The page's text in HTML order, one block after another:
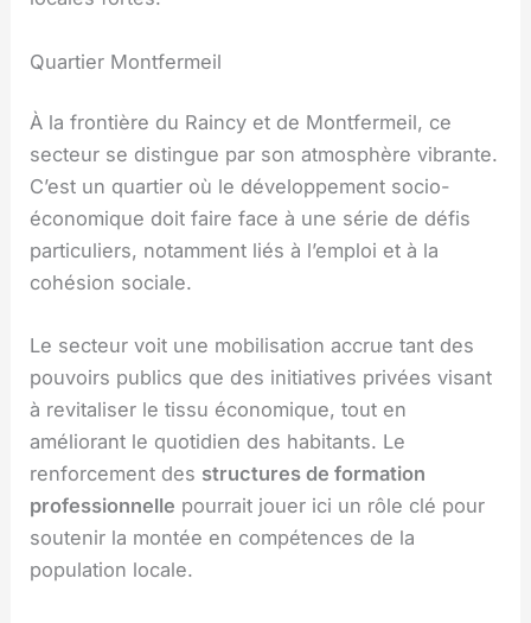
Quartier Montfermeil
À la frontière du Raincy et de Montfermeil, ce
secteur se distingue par son atmosphère vibrante.
C’est un quartier où le développement socio-
économique doit faire face à une série de défis
particuliers, notamment liés à l’emploi et à la
cohésion sociale.
Le secteur voit une mobilisation accrue tant des
pouvoirs publics que des initiatives privées visant
à revitaliser le tissu économique, tout en
améliorant le quotidien des habitants. Le
renforcement des structures de formation
professionnelle pourrait jouer ici un rôle clé pour
soutenir la montée en compétences de la
population locale.